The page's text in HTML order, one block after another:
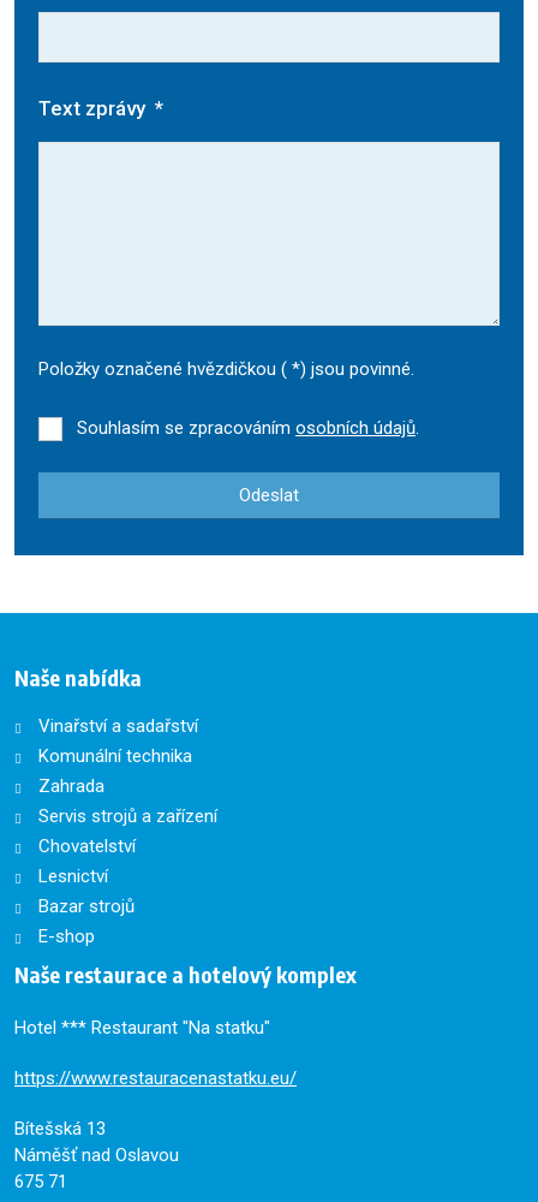
Text zprávy *
Položky označené hvězdičkou ( *) jsou povinné.
Souhlasím se zpracováním osobních údajů.
Odeslat
se
Naše nabídka
Vinařství a sadařství
Komunální technika
Zahrada
Servis strojů a zařízení
Chovatelství
Lesnictví
Bazar strojů
E-shop
Naše restaurace a hotelový komplex
Hotel *** Restaurant "Na statku"
https://www.restauracenastatku.eu/
Bítešská 13
Náměšť nad Oslavou
675 71